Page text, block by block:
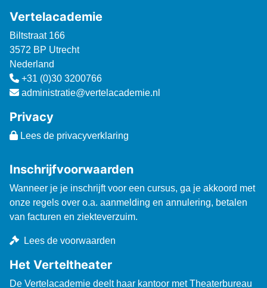
Vertelacademie
Biltstraat 166
3572 BP Utrecht
Nederland
+31 (0)30 3200766
administratie@vertelacademie.nl
Privacy
Lees de privacyverklaring
Inschrijfvoorwaarden
Wanneer je je inschrijft voor een cursus, ga je akkoord met
onze regels over o.a. aanmelding en annulering, betalen
van facturen en ziekteverzuim.
Lees de voorwaarden
Het Verteltheater
De Vertelacademie deelt haar kantoor met Theaterbureau